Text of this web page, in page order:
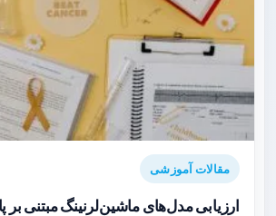
مقالات آموزشی
ارزیابی مدل‌های ماشین‌لرنینگ مبتنی بر